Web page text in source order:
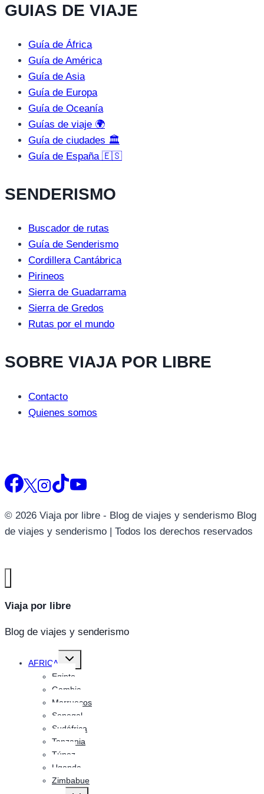
GUIAS DE VIAJE
Guía de África
Guía de América
Guía de Asia
Guía de Europa
Guía de Oceanía
Guías de viaje 🌍
Guía de ciudades 🏛️
Guía de España 🇪🇸
SENDERISMO
Buscador de rutas
Guía de Senderismo
Cordillera Cantábrica
Pirineos
Sierra de Guadarrama
Sierra de Gredos
Rutas por el mundo
SOBRE VIAJA POR LIBRE
Contacto
Quienes somos
© 2026 Viaja por libre - Blog de viajes y senderismo Blog
de viajes y senderismo | Todos los derechos reservados
Viaja por libre
Blog de viajes y senderismo
AFRICA
Alternar
hijo
Egipto
Gambia
Marruecos
Senegal
Sudáfrica
Tanzania
Túnez
Uganda
Zimbabue